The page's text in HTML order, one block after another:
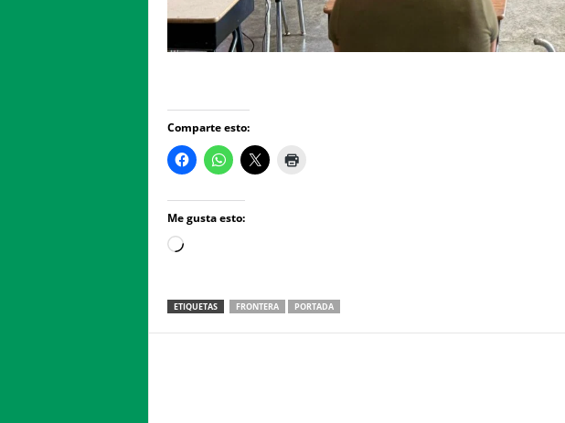
Comparte esto:
Me gusta esto:
Loading…
ETIQUETAS FRONTERA PORTADA